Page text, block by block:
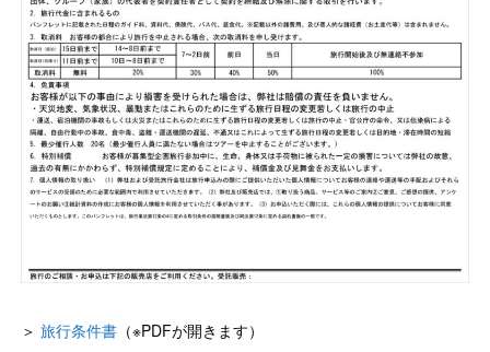
＞旅行条件書 （※PDFが開きます）